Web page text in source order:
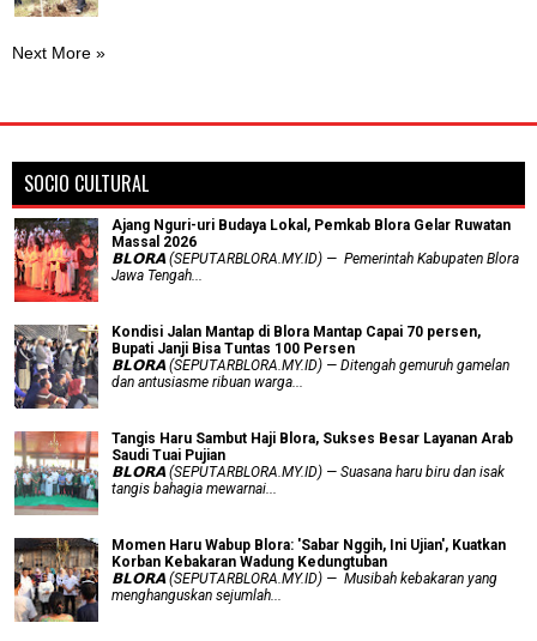
Next More »
SOCIO CULTURAL
Ajang Nguri-uri Budaya Lokal, Pemkab Blora Gelar Ruwatan
Massal 2026
𝗕𝗟𝗢𝗥𝗔 (SEPUTARBLORA.MY.ID) — Pemerintah Kabupaten Blora
Jawa Tengah...
Kondisi Jalan Mantap di Blora Mantap Capai 70 persen,
Bupati Janji Bisa Tuntas 100 Persen
𝗕𝗟𝗢𝗥𝗔 (SEPUTARBLORA.MY.ID) — Ditengah gemuruh gamelan
dan antusiasme ribuan warga...
Tangis Haru Sambut Haji Blora, Sukses Besar Layanan Arab
Saudi Tuai Pujian
𝗕𝗟𝗢𝗥𝗔 (SEPUTARBLORA.MY.ID) — Suasana haru biru dan isak
tangis bahagia mewarnai...
Momen Haru Wabup Blora: ​'Sabar Nggih, Ini Ujian', Kuatkan
Korban Kebakaran Wadung Kedungtuban
𝗕𝗟𝗢𝗥𝗔 (SEPUTARBLORA.MY.ID) — Musibah kebakaran yang
menghanguskan sejumlah...